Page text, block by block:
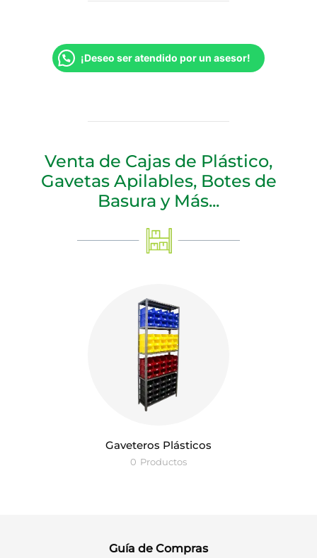
¡Deseo ser atendido por un asesor!
Venta de Cajas de Plástico,
Gavetas Apilables, Botes de
Basura y Más...
Gaveteros Plásticos
0 Productos
Guía de Compras